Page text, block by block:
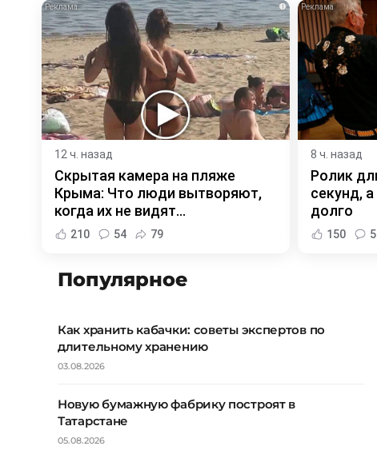
i
12 ч. назад
Скрытая камера на пляже
Крыма: Что люди вытворяют,
когда их не видят...
210 54 79
8 ч. назад
Ролик
секунд,
долго
150
Популярное
Как хранить кабачки: советы экспертов по
длительному хранению
03.08.2026
Новую бумажную фабрику построят в
Татарстане
05.08.2026